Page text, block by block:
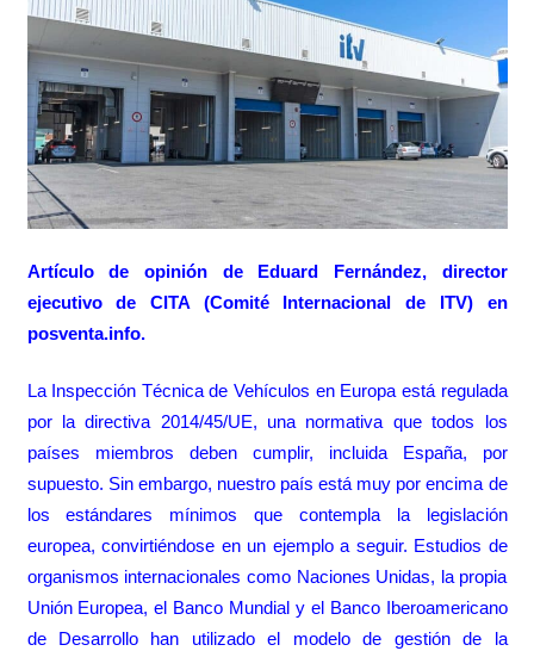
Artículo de opinión de Eduard Fernández, director
ejecutivo de CITA (Comité Internacional de ITV) en
posventa.info.
La Inspección Técnica de Vehículos en Europa está regulada
por la directiva 2014/45/UE, una normativa que todos los
países miembros deben cumplir, incluida España, por
supuesto. Sin embargo, nuestro país está muy por encima de
los estándares mínimos que contempla la legislación
europea, convirtiéndose en un ejemplo a seguir. Estudios de
organismos internacionales como Naciones Unidas, la propia
Unión Europea, el Banco Mundial y el Banco Iberoamericano
de Desarrollo han utilizado el modelo de gestión de la